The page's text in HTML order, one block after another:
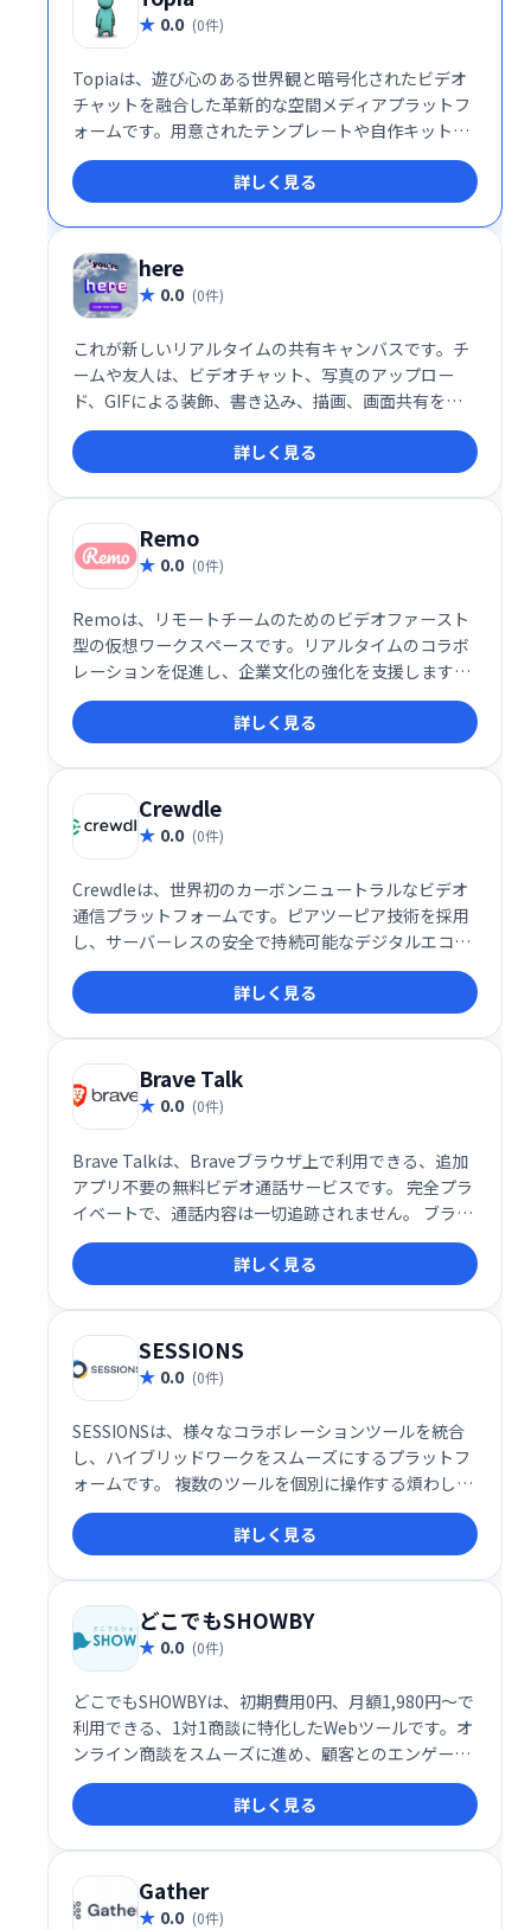
0.0 (0件)
Topiaは、遊び心のある世界観と暗号化されたビデオ
チャットを融合した革新的な空間メディアプラットフ
ォームです。用意されたテンプレートや自作キット
で、自分だけの空間を簡単に構築可能。ディナー、ポ
ッドキャスト、コンサート、会議など、500以上のバ
ーチャル空間が利用可能です。あなただけの世界を創
造し、新たなコミュニケーション体験を創造しましょ
う。
詳しく見る
here
0.0 (0件)
これが新しいリアルタイムの共有キャンバスです。チ
ームや友人は、ビデオチャット、写真のアップロー
ド、GIFによる装飾、書き込み、描画、画面共有をす
べてブラウザで行うことができます。つぶやき共有埋
め込む
詳しく見る
Remo
0.0 (0件)
Remoは、リモートチームのためのビデオファースト
型の仮想ワークスペースです。リアルタイムのコラボ
レーションを促進し、企業文化の強化を支援します。
直感的なインターフェースで、チームメンバーとの繋
がりを深め、生産性を向上させます。 活気のあるリモ
ートワーク環境を実現し、より効果的なチームワーク
を促進します。
詳しく見る
Crewdle
0.0 (0件)
Crewdleは、世界初のカーボンニュートラルなビデオ
通信プラットフォームです。ピアツーピア技術を採用
し、サーバーレスの安全で持続可能なデジタルエコシ
ステムを実現しました。従来のビデオ会議システムと
は異なり、環境への負荷を最小限に抑えながら、高品
質なコミュニケーションを提供します。一度の会話で
地球に貢献できる、革新的なソリューションです。
詳しく見る
Brave Talk
0.0 (0件)
Brave Talkは、Braveブラウザ上で利用できる、追加
アプリ不要の無料ビデオ通話サービスです。 完全プラ
イベートで、通話内容は一切追跡されません。 ブラウ
ザだけで手軽に、安心してビデオ通話をお楽しみくだ
さい。
詳しく見る
SESSIONS
0.0 (0件)
SESSIONSは、様々なコラボレーションツールを統合
し、ハイブリッドワークをスムーズにするプラットフ
ォームです。 複数のツールを個別に操作する煩わしさ
を解消し、1つの場所で全てのコミュニケーションを
管理できます。 効率的な情報共有と円滑なチームワー
クを実現し、生産性の向上に貢献します。
詳しく見る
どこでもSHOWBY
0.0 (0件)
どこでもSHOWBYは、初期費用0円、月額1,980円～で
利用できる、1対1商談に特化したWebツールです。オ
ンライン商談をスムーズに進め、顧客とのエンゲージ
メントを高めます。手軽に導入でき、効率的な営業活
動を実現します。
詳しく見る
Gather
0.0 (0件)